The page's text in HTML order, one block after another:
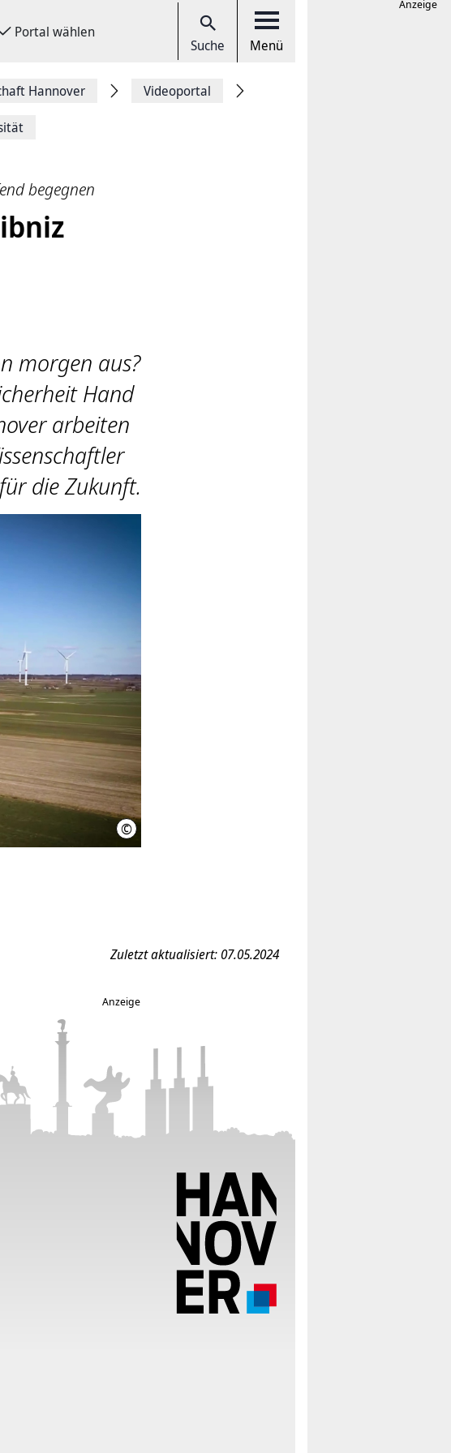
Portal wählen
Suche Menü
Hannover Videoportal
begegnen
morgen aus?
Hand
arbeiten
die Zukunft.
©IniWi
Zuletzt aktualisiert: 07.05.2024
Anzeige
Anzeige